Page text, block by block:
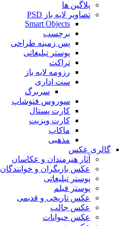
پلاگین ها
تصاویر لایه باز PSD
Smart Objects
برچسب
پس زمینه طراحی
پوستر تبلیغاتی
تراکت
رزومه لایه باز
ست اداری
سربرگ
سوروس فتوشاپ
کارت پستال
کارت ویزیت
ماکاپ
مذهبی
گالری عکس
آثار هنرمندان و عکاسان
عکس بازیگران و خوانندگان
پوستر تبلیغاتی
پوستر فیلم
عکس تاریخی و قدیمی
عکس جالب
عکس حیوانات